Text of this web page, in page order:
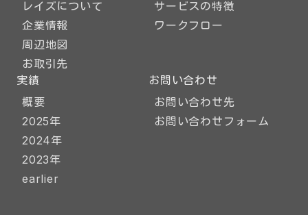
レイズについて
企業情報
周辺地図
お取引先
サービスの特徴
ワークフロー
実績
概要
2025年
2024年
2023年
earlier
お問い合わせ
お問い合わせ先
お問い合わせフォーム